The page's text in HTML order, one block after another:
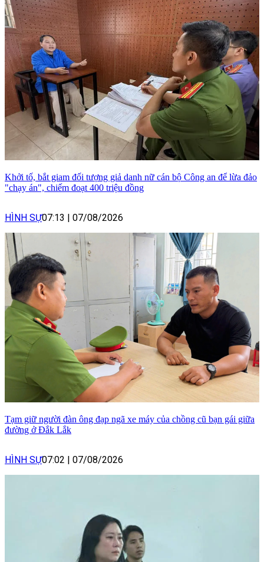
Khởi tố, bắt giam đối tượng giả danh nữ cán bộ Công an để lừa đảo
"chạy án", chiếm đoạt 400 triệu đồng
HÌNH SỰ07:13 | 07/08/2026
Tạm giữ người đàn ông đạp ngã xe máy của chồng cũ bạn gái giữa
đường ở Đắk Lắk
HÌNH SỰ07:02 | 07/08/2026